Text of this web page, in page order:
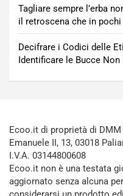
Tagliare sempre l’erba
il retroscena che in
Decifrare i Codici delle
Identificare le Bucce
Ecoo.it di proprietà di
Emanuele II, 13, 03018
I.V.A. 03144800608
Ecoo.it non è una testata
aggiornato senza alcuna